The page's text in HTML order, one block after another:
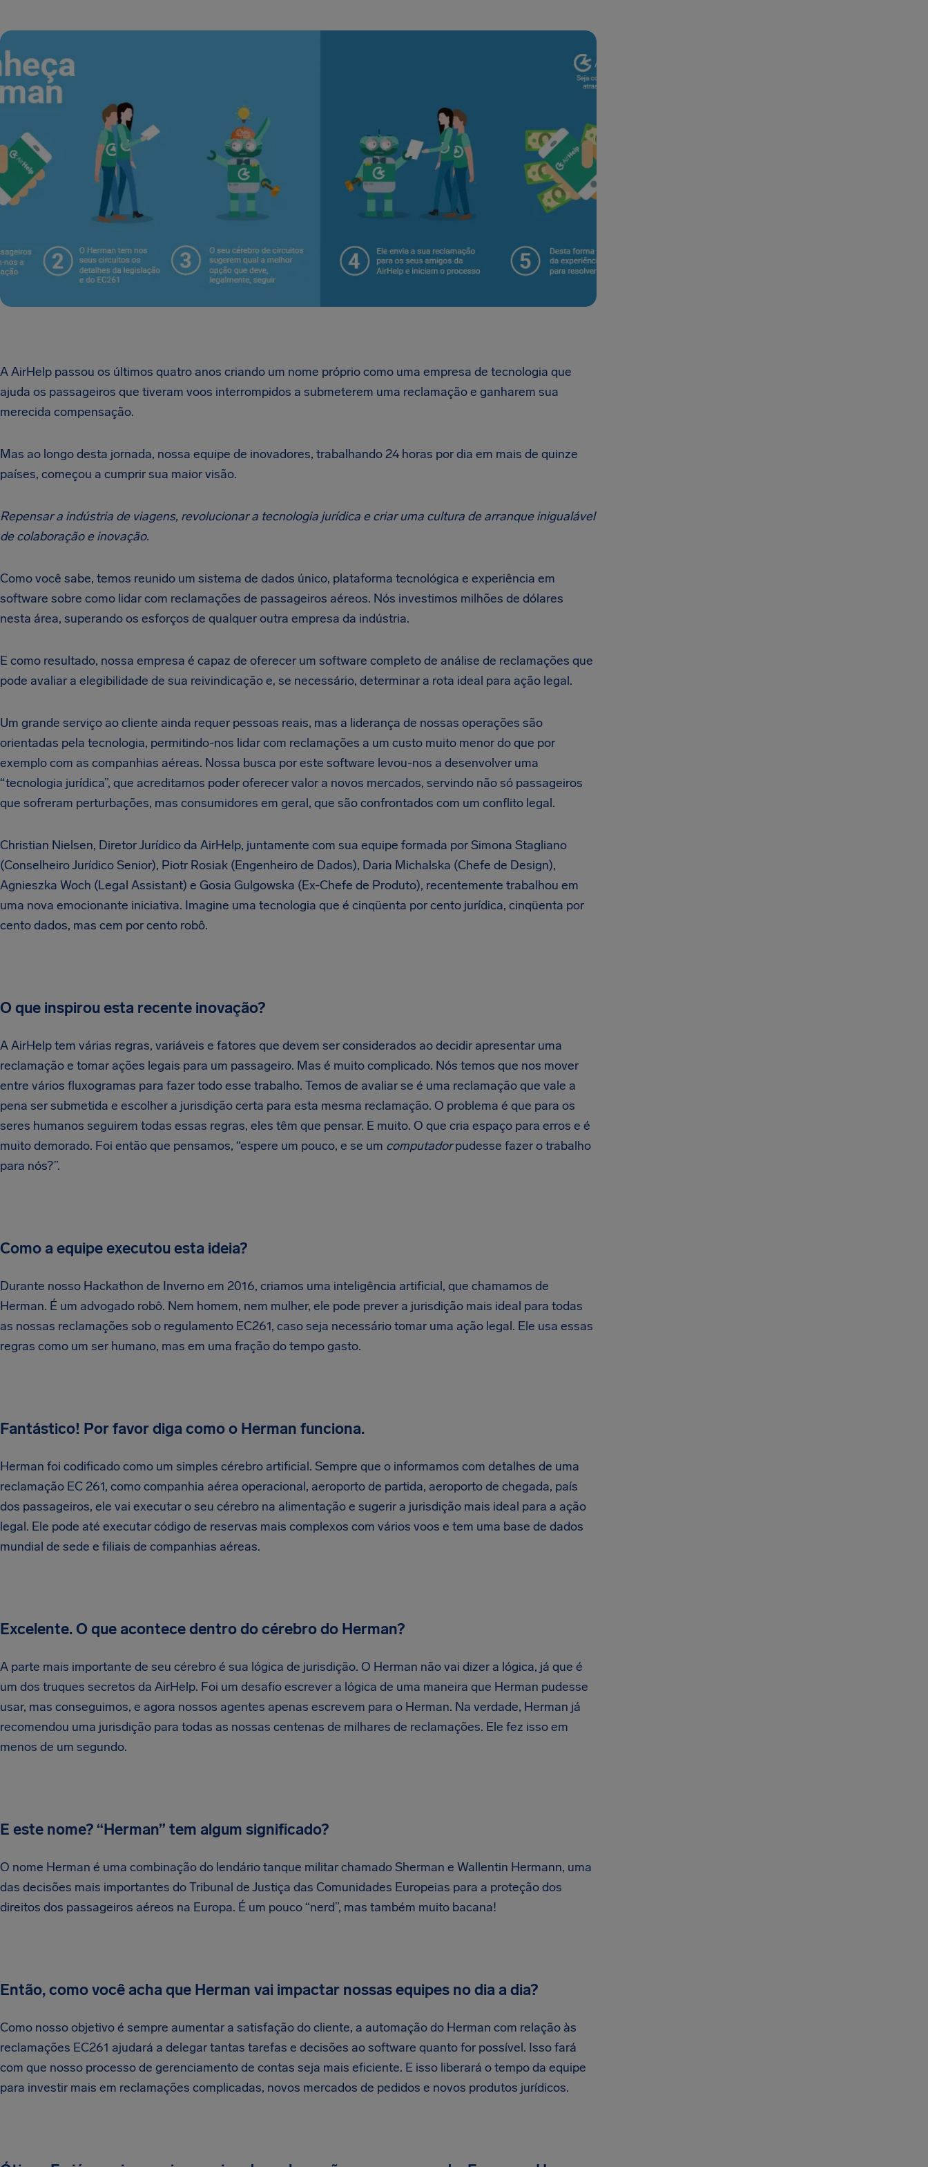
A AirHelp passou os últimos quatro anos criando um nome próprio como uma empresa de tecnologia que
ajuda os passageiros que tiveram voos interrompidos a submeterem uma reclamação e ganharem sua
merecida compensação.
Mas ao longo desta jornada, nossa equipe de inovadores, trabalhando 24 horas por dia em mais de quinze
países, começou a cumprir sua maior visão.
Repensar a indústria de viagens, revolucionar a tecnologia jurídica e criar uma cultura de arranque inigualável
de colaboração e inovação.
Como você sabe, temos reunido um sistema de dados único, plataforma tecnológica e experiência em
software sobre como lidar com reclamações de passageiros aéreos. Nós investimos milhões de dólares
nesta área, superando os esforços de qualquer outra empresa da indústria.
E como resultado, nossa empresa é capaz de oferecer um software completo de análise de reclamações que
pode avaliar a elegibilidade de sua reivindicação e, se necessário, determinar a rota ideal para ação legal.
Um grande serviço ao cliente ainda requer pessoas reais, mas a liderança de nossas operações são
orientadas pela tecnologia, permitindo-nos lidar com reclamações a um custo muito menor do que por
exemplo com as companhias aéreas. Nossa busca por este software levou-nos a desenvolver uma
“tecnologia jurídica”, que acreditamos poder oferecer valor a novos mercados, servindo não só passageiros
que sofreram perturbações, mas consumidores em geral, que são confrontados com um conflito legal.
Christian Nielsen, Diretor Jurídico da AirHelp, juntamente com sua equipe formada por Simona Stagliano
(Conselheiro Jurídico Senior), Piotr Rosiak (Engenheiro de Dados), Daria Michalska (Chefe de Design),
Agnieszka Woch (Legal Assistant) e Gosia Gulgowska (Ex-Chefe de Produto), recentemente trabalhou em
uma nova emocionante iniciativa. Imagine uma tecnologia que é cinqüenta por cento jurídica, cinqüenta por
cento dados, mas cem por cento robô.
O que inspirou esta recente inovação?
A AirHelp tem várias regras, variáveis e fatores que devem ser considerados ao decidir apresentar uma
reclamação e tomar ações legais para um passageiro. Mas é muito complicado. Nós temos que nos mover
entre vários fluxogramas para fazer todo esse trabalho. Temos de avaliar se é uma reclamação que vale a
pena ser submetida e escolher a jurisdição certa para esta mesma reclamação. O problema é que para os
seres humanos seguirem todas essas regras, eles têm que pensar. E muito. O que cria espaço para erros e é
muito demorado. Foi então que pensamos, “espere um pouco, e se um computadorpudesse fazer o trabalho
para nós?”.
Como a equipe executou esta ideia?
Durante nosso Hackathon de Inverno em 2016, criamos uma inteligência artificial, que chamamos de
Herman. É um advogado robô. Nem homem, nem mulher, ele pode prever a jurisdição mais ideal para todas
as nossas reclamações sob o regulamento EC261, caso seja necessário tomar uma ação legal. Ele usa essas
regras como um ser humano, mas em uma fração do tempo gasto.
Fantástico! Por favor diga como o Herman funciona.
Herman foi codificado como um simples cérebro artificial. Sempre que o informamos com detalhes de uma
reclamação EC 261, como companhia aérea operacional, aeroporto de partida, aeroporto de chegada, país
dos passageiros, ele vai executar o seu cérebro na alimentação e sugerir a jurisdição mais ideal para a ação
legal. Ele pode até executar código de reservas mais complexos com vários voos e tem uma base de dados
mundial de sede e filiais de companhias aéreas.
Excelente. O que acontece dentro do cérebro do Herman?
A parte mais importante de seu cérebro é sua lógica de jurisdição. O Herman não vai dizer a lógica, já que é
um dos truques secretos da AirHelp. Foi um desafio escrever a lógica de uma maneira que Herman pudesse
usar, mas conseguimos, e agora nossos agentes apenas escrevem para o Herman. Na verdade, Herman já
recomendou uma jurisdição para todas as nossas centenas de milhares de reclamações. Ele fez isso em
menos de um segundo.
E este nome? “Herman” tem algum significado?
O nome Herman é uma combinação do lendário tanque militar chamado Sherman e Wallentin Hermann, uma
das decisões mais importantes do Tribunal de Justiça das Comunidades Europeias para a proteção dos
direitos dos passageiros aéreos na Europa. É um pouco “nerd”, mas também muito bacana!
Então, como você acha que Herman vai impactar nossas equipes no dia a dia?
Como nosso objetivo é sempre aumentar a satisfação do cliente, a automação do Herman com relação às
reclamações EC261 ajudará a delegar tantas tarefas e decisões ao software quanto for possível. Isso fará
com que nosso processo de gerenciamento de contas seja mais eficiente. E isso liberará o tempo da equipe
para investir mais em reclamações complicadas, novos mercados de pedidos e novos produtos jurídicos.